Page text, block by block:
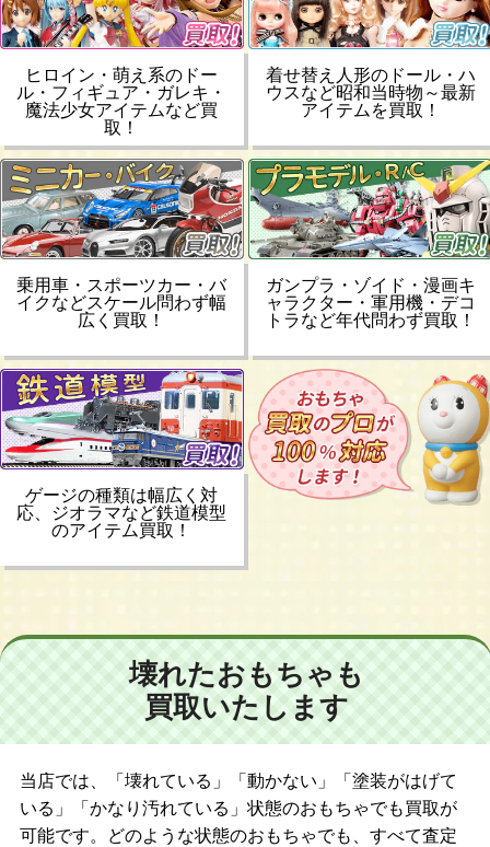
ヒロイン・萌え系のドー
ル・フィギュア・ガレキ・
魔法少女アイテムなど買
取！
着せ替え人形のドール・ハ
ウスなど昭和当時物～最新
アイテムを買取！
乗用車・スポーツカー・バ
イクなどスケール問わず幅
広く買取！
ガンプラ・ゾイド・漫画キ
ャラクター・軍用機・デコ
トラなど年代問わず買取！
ゲージの種類は幅広く対
応、ジオラマなど鉄道模型
のアイテム買取！
壊れたおもちゃも
買取いたします
当店では、「壊れている」「動かない」「塗装がはげて
いる」「かなり汚れている」状態のおもちゃでも買取が
可能です。どのような状態のおもちゃでも、すべて査定